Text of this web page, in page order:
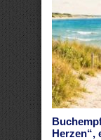
Herzen“,